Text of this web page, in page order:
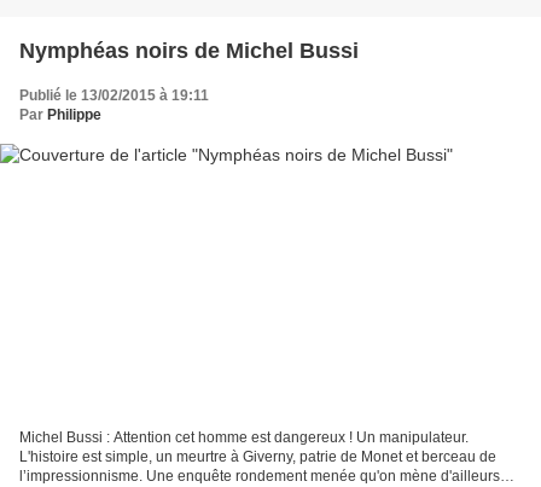
Nymphéas noirs de Michel Bussi
Publié le 13/02/2015 à 19:11
Par Philippe
Michel Bussi : Attention cet homme est dangereux ! Un manipulateur.
L'histoire est simple, un meurtre à Giverny, patrie de Monet et berceau de
l’impressionnisme. Une enquête rondement menée qu'on mène d'ailleurs